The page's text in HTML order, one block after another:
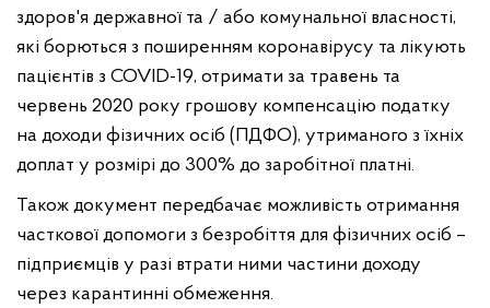
здоров'я державної та / або комунальної власності,
які борються з поширенням коронавірусу та лікують
пацієнтів з COVID-19, отримати за травень та
червень 2020 року грошову компенсацію податку
на доходи фізичних осіб (ПДФО), утриманого з їхніх
доплат у розмірі до 300% до заробітної платні.
Також документ передбачає можливість отримання
часткової допомоги з безробіття для фізичних осіб –
підприємців у разі втрати ними частини доходу
через карантинні обмеження.